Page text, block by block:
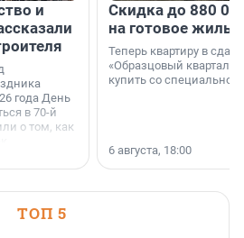
и
года День
в 70-й
о том, как
Скидка до 880
на готовое
Теперь квартиру в
«Образцовый квартал
купить со специальной
6 августа, 18:00
ТОП 5